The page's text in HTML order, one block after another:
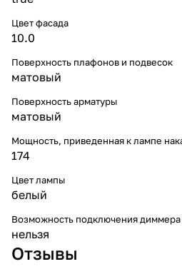
Цвет фасада
10.0
Поверхность плафонов и подвесок
матовый
Поверхность арматуры
матовый
Мощность, приведенная к лампе
174
Цвет лампы
белый
Возможность подключения диммера
нельзя
Отзывы